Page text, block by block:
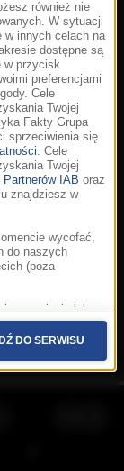
Muzyka
sp. k.
również nie
W sytuacji
w innych celach na
dostępne są
w przycisk
preferencjami
Cele
Twojej
Fakty Grupa
sprzeciwienia się
. Cele
Twojej
IAB oraz
znajdziesz w
wycofać,
do naszych
(poza
usunięcia lub
skargi do
prywatności
się w
DO SERWISU